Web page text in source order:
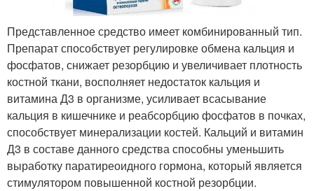
Представленное средство имеет комбинированный тип.
Препарат способствует регулировке обмена кальция и
фосфатов, снижает резорбцию и увеличивает плотность
костной ткани, восполняет недостаток кальция и
витамина Д3 в организме, усиливает всасывание
кальция в кишечнике и реабсорбцию фосфатов в почках,
способствует минерализации костей. Кальций и витамин
Д3 в составе данного средства способны уменьшить
выработку паратиреоидного гормона, который является
стимулятором повышенной костной резорбции.